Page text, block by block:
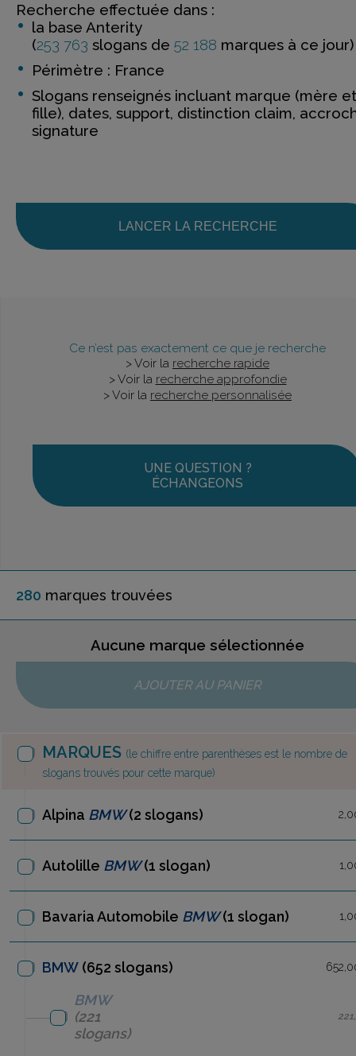
Recherche effectuée dans :
la base Anterity
(253 763 slogans de 52 188 marques à ce jour)
Périmètre : France
Slogans renseignés incluant marque (mère et
fille), dates, support, distinction claim,
signature
LANCER LA RECHERCHE
Ce n’est pas exactement ce que je recherche
> Voir la recherche rapide
> Voir la recherche approfondie
> Voir la recherche personnalisée
UNE QUESTION ?
ÉCHANGEONS
280 marques trouvées
Aucune marque sélectionnée
AJOUTER AU PANIER
MARQUES (le chiffre entre parenthèses est le nombre de
slogans trouvés pour cette marque)
Alpina BMW(2 slogans)
Autolille BMW(1 slogan)
Bavaria Automobile BMW(1 slogan)
BMW (652 slogans)
BMW
(221
slogans)